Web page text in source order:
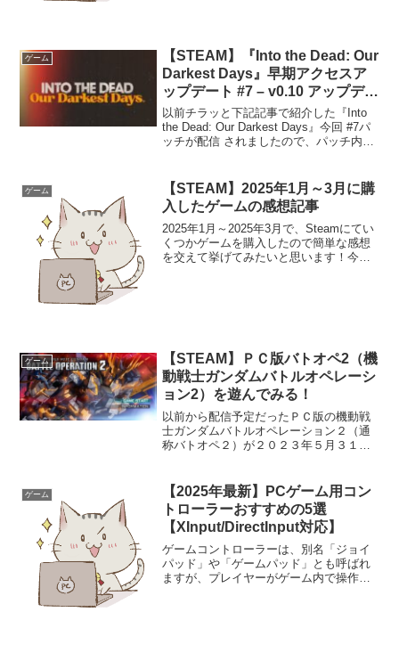
ゲーム
【STEAM】『Into the Dead: Our
Darkest Days』早期アクセスア
ップデート #7 – v0.10 アップデー
ト内容
以前チラッと下記記事で紹介した『Into
the Dead: Our Darkest Days』今回 #7パ
ッチが配信 されましたので、パッチ内容
てありま...
ゲーム
【STEAM】2025年1月～3月に購
入したゲームの感想記事
2025年1月～2025年3月で、Steamにてい
くつかゲームを購入したので簡単な感想
を交えて挙げてみたいと思います！今回
ゲーム
【STEAM】ＰＣ版バトオペ2（機
動戦士ガンダムバトルオペレーシ
ョン2）を遊んでみる！
以前から配信予定だったＰＣ版の機動戦
士ガンダムバトルオペレーション２（通
称バトオペ２）が２０２３年５月３１日
記事にしてみました！一覧動作環境以下
Steamより抜粋システ...
ゲーム
【2025年最新】PCゲーム用コン
トローラーおすすめの5選
【XInput/DirectInput対応】
ゲームコントローラーは、別名「ジョイ
パッド」や「ゲームパッド」とも呼ばれ
ますが、プレイヤーがゲーム内で操作を